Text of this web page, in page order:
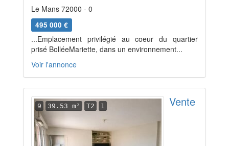
Le Mans 72000 - 0
495 000 €
...Emplacement privilégié au coeur du quartier
prisé BolléeMariette, dans un environnement...
Voir l'annonce
9 39.53 m² T2 1 Vente